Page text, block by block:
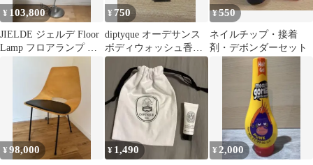
¥ 103,800
JIELDE ジェルデ Floor
Lamp フロアランプ ス
¥ 750
diptyque オーデサンス
ボディウォッシュ香水
セット試供品
¥550
ネイルチップ・接着
剤・デボンダーセット
¥98,000 ¥ 1,490 ¥ 2,000